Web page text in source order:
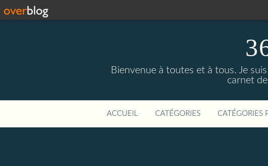
Bienvenue à toutes et à tous. Je
carnet
ACCUEIL CATÉGORIES CATÉGORIES